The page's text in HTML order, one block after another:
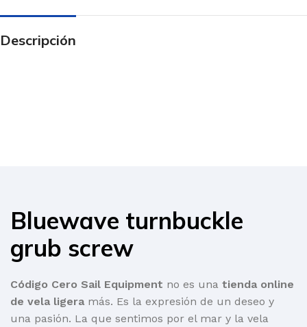
Descripción
Bluewave turnbuckle
grub screw
Código Cero Sail Equipment no es una tienda online
de vela ligera más. Es la expresión de un deseo y
una pasión. La que sentimos por el mar y la vela